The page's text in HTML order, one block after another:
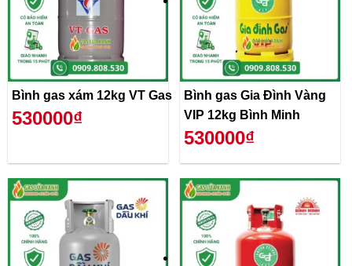
Bình gas xám 12kg VT Gas
530000₫
Bình gas Gia Đình Vàng
VIP 12kg Bình Minh
530000₫